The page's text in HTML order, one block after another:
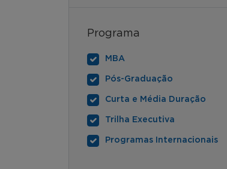
Programa
MBA
Pós-Graduação
Curta e Média Duração
Trilha Executiva
Programas Internacionais